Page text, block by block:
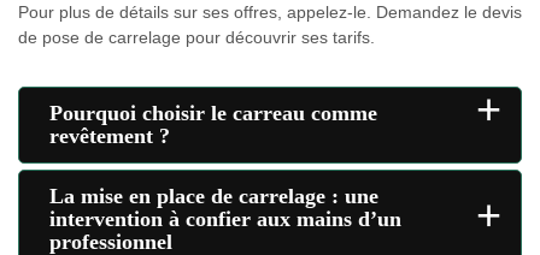
Pour plus de détails sur ses offres, appelez-le. Demandez le devis
de pose de carrelage pour découvrir ses tarifs.
Pourquoi choisir le carreau comme
revêtement ?
+
La mise en place de carrelage : une
intervention à confier aux mains d’un
professionnel
+